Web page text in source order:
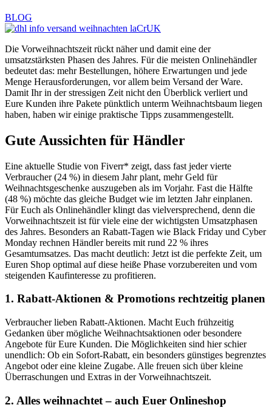
BLOG
Die Vorweihnachtszeit rückt näher und damit eine der
umsatzstärksten Phasen des Jahres. Für die meisten Onlinehändler
bedeutet das: mehr Bestellungen, höhere Erwartungen und jede
Menge Herausforderungen, vor allem beim Versand der Ware.
Damit Ihr in der stressigen Zeit nicht den Überblick verliert und
Eure Kunden ihre Pakete pünktlich unterm Weihnachtsbaum liegen
haben, haben wir einige praktische Tipps zusammengestellt.
Gute Aussichten für Händler
Eine aktuelle Studie von Fiverr* zeigt, dass fast jeder vierte
Verbraucher (24 %) in diesem Jahr plant, mehr Geld für
Weihnachtsgeschenke auszugeben als im Vorjahr. Fast die Hälfte
(48 %) möchte das gleiche Budget wie im letzten Jahr einplanen.
Für Euch als Onlinehändler klingt das vielversprechend, denn die
Vorweihnachtszeit ist für viele eine der wichtigsten Umsatzphasen
des Jahres. Besonders an Rabatt-Tagen wie Black Friday und Cyber
Monday rechnen Händler bereits mit rund 22 % ihres
Gesamtumsatzes. Das macht deutlich: Jetzt ist die perfekte Zeit, um
Euren Shop optimal auf diese heiße Phase vorzubereiten und vom
steigenden Kaufinteresse zu profitieren.
1. Rabatt-Aktionen & Promotions rechtzeitig planen
Verbraucher lieben Rabatt-Aktionen. Macht Euch frühzeitig
Gedanken über mögliche Weihnachtsaktionen oder besondere
Angebote für Eure Kunden. Die Möglichkeiten sind hier schier
unendlich: Ob ein Sofort-Rabatt, ein besonders günstiges begrenztes
Angebot oder eine kleine Zugabe. Alle freuen sich über kleine
Überraschungen und Extras in der Vorweihnachtszeit.
2. Alles weihnachtet – auch Euer Onlineshop